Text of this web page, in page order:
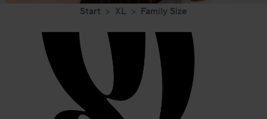
Start XL Family Size